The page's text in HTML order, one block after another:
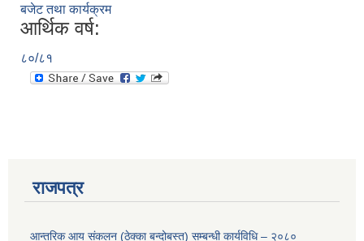
बजेट तथा कार्यक्रम
आर्थिक वर्ष:
८०/८१
राजपत्र
आन्तरिक आय संकलन (ठेक्का बन्दोबस्त) सम्बन्धी कार्यविधि – २०८०